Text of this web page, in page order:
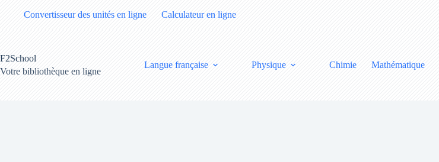
Convertisseur des unités en ligne Calculateur en ligne
F2School
Votre bibliothèque en ligne
Langue française Physique Chimie Mathématique